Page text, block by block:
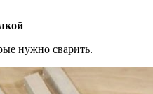
нужно сварить.